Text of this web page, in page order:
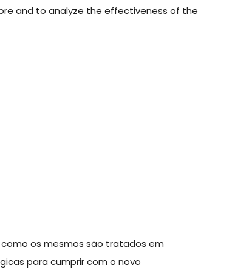
and to analyze the effectiveness of the
os mesmos são tratados em
para cumprir com o novo